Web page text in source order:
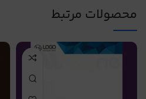
محصولات مرتبط